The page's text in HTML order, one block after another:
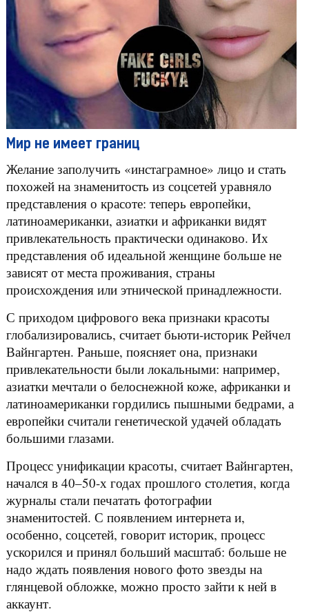
Мир не имеет границ
Желание заполучить «инстаграмное» лицо и стать
похожей на знаменитость из соцсетей уравняло
представления о красоте: теперь европейки,
латиноамериканки, азиатки и африканки видят
привлекательность практически одинаково. Их
представления об идеальной женщине больше не
зависят от места проживания, страны
происхождения или этнической принадлежности.
С приходом цифрового века признаки красоты
глобализировались, считает бьюти-историк Рейчел
Вайнгартен. Раньше, поясняет она, признаки
привлекательности были локальными: например,
азиатки мечтали о белоснежной коже, африканки и
латиноамериканки гордились пышными бедрами, а
европейки считали генетической удачей обладать
большими глазами.
Процесс унификации красоты, считает Вайнгартен,
начался в 40–50-х годах прошлого столетия, когда
журналы стали печатать фотографии
знаменитостей. С появлением интернета и,
особенно, соцсетей, говорит историк, процесс
ускорился и принял больший масштаб: больше не
надо ждать появления нового фото звезды на
глянцевой обложке, можно просто зайти к ней в
аккаунт.